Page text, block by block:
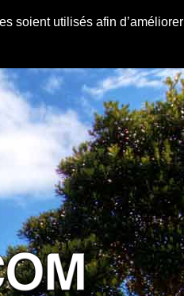
soient utilisés afin d’améliorer